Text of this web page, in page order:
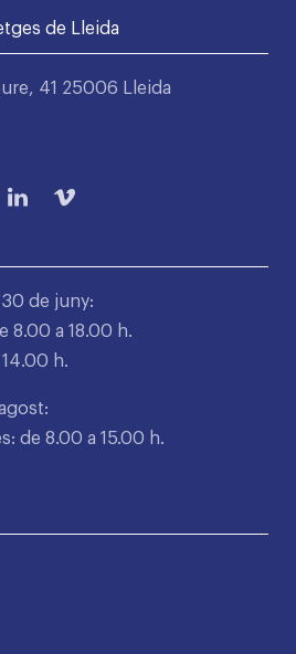
de Lleida
41 25006 Lleida
30 de juny:
8.00 a 18.00 h.
h.
de 8.00 a 15.00 h.